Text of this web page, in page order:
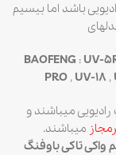
باشد اما بیسیم
BAOFENG : UV-
PRO, UV-18 ,
میباشند و
میباشند.
واکی تاکی باوفنگ